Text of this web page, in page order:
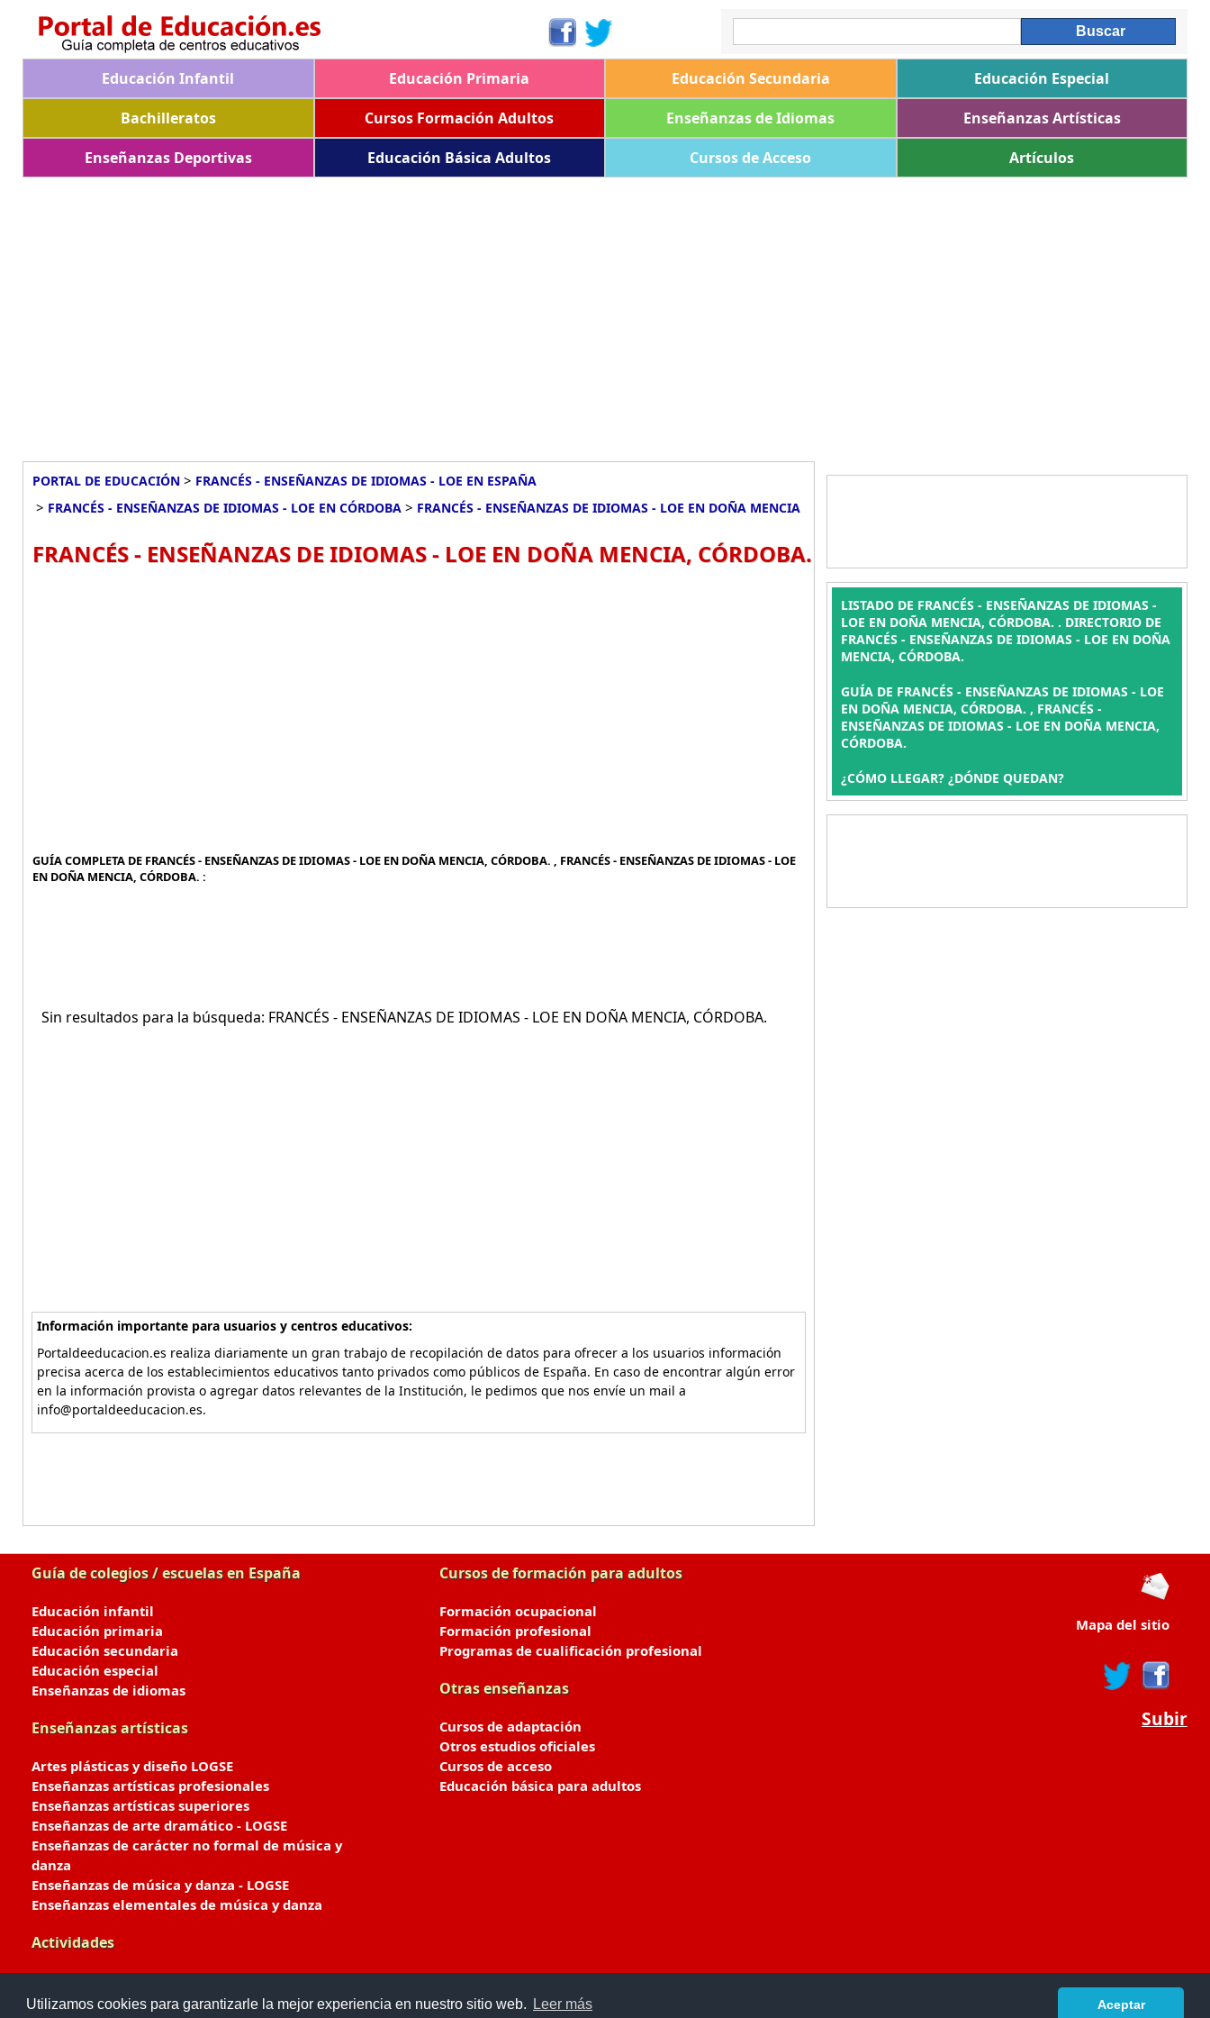
Utilizamos cookies para garantizarle la mejor experiencia en nuestro sitio web. Leer más Aceptar
Educación Infantil Educación Primaria Educación Secundaria
Educación Especial
Bachilleratos
Cursos Formación Adultos Enseñanzas de Idiomas
Enseñanzas Artísticas
Enseñanzas Deportivas
Educación Básica Adultos Cursos de Acceso Artículos
PORTAL DE EDUCACIÓN > FRANCÉS - ENSEÑANZAS DE IDIOMAS - LOE EN ESPAÑA
> FRANCÉS - ENSEÑANZAS DE IDIOMAS - LOE EN CÓRDOBA > FRANCÉS - ENSEÑANZAS DE IDIOMAS - LOE EN DOÑA MENCIA
FRANCÉS - ENSEÑANZAS DE IDIOMAS - LOE EN DOÑA MENCIA, CÓRDOBA.
GUÍA COMPLETA DE FRANCÉS - ENSEÑANZAS DE IDIOMAS - LOE EN DOÑA MENCIA, CÓRDOBA. , FRANCÉS - ENSEÑANZAS DE IDIOMAS - LOE
EN DOÑA MENCIA, CÓRDOBA. :
Sin resultados para la búsqueda: FRANCÉS - ENSEÑANZAS DE IDIOMAS - LOE EN DOÑA MENCIA, CÓRDOBA.
Información importante para usuarios y centros educativos:
Portaldeeducacion.es realiza diariamente un gran trabajo de recopilación de datos para ofrecer a los usuarios información
precisa acerca de los establecimientos educativos tanto privados como públicos de España. En caso de encontrar algún error
en la información provista o agregar datos relevantes de la Institución, le pedimos que nos envíe un mail a
info@portaldeeducacion.es.
LISTADO DE FRANCÉS - ENSEÑANZAS DE IDIOMAS -
LOE EN DOÑA MENCIA, CÓRDOBA. . DIRECTORIO DE
FRANCÉS - ENSEÑANZAS DE IDIOMAS - LOE EN DOÑA
MENCIA, CÓRDOBA.
GUÍA DE FRANCÉS - ENSEÑANZAS DE IDIOMAS - LOE
EN DOÑA MENCIA, CÓRDOBA. , FRANCÉS -
ENSEÑANZAS DE IDIOMAS - LOE EN DOÑA MENCIA,
CÓRDOBA.
¿CÓMO LLEGAR? ¿DÓNDE QUEDAN?
Guía de colegios / escuelas en España
Educación infantil
Educación primaria
Educación secundaria
Educación especial
Enseñanzas de idiomas
Enseñanzas artísticas
Artes plásticas y diseño LOGSE
Enseñanzas artísticas profesionales
Enseñanzas artísticas superiores
Enseñanzas de arte dramático - LOGSE
Enseñanzas de carácter no formal de música y
danza
Enseñanzas de música y danza - LOGSE
Enseñanzas elementales de música y danza
Actividades
Cursos de formación para adultos
Formación ocupacional
Formación profesional
Programas de cualificación profesional
Otras enseñanzas
Cursos de adaptación
Otros estudios oficiales
Cursos de acceso
Educación básica para adultos
Mapa del sitio
Subir